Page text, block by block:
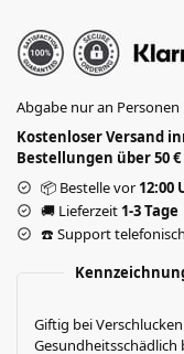
Abgabe nur an Personen
Kostenloser Versand
Bestellungen über 50 €
📦 Bestelle vor12:00
🚚 Lieferzeit 1-3 Tage
☎️ Support
Giftig bei
Gesundheitsschädlich